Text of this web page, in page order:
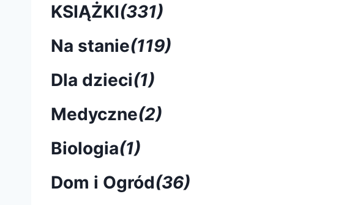
KSIĄŻKI(331)
Na stanie(119)
Dla dzieci(1)
Medyczne(2)
Biologia(1)
Dom i Ogród(36)